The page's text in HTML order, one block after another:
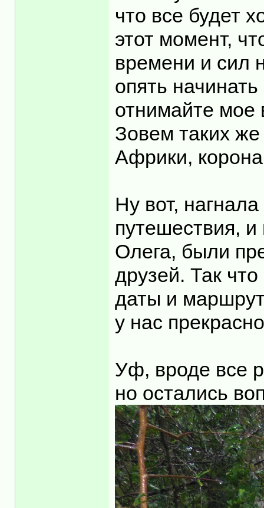
что все будет
этот момент,
времени и сил
опять
отнимайте мое
Зовем таких
Африки,
Ну вот,
путешествия,
Олега, были
друзей. Так
даты и
у нас
Уф, вроде все
но остались